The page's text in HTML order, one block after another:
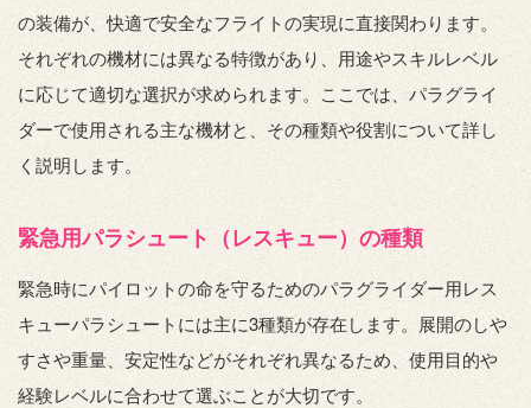
の装備が、快適で安全なフライトの実現に直接関わります。
それぞれの機材には異なる特徴があり、用途やスキルレベル
に応じて適切な選択が求められます。ここでは、パラグライ
ダーで使用される主な機材と、その種類や役割について詳し
く説明します。
緊急用パラシュート（レスキュー）の種類
緊急時にパイロットの命を守るためのパラグライダー用レス
キューパラシュートには主に3種類が存在します。展開のしや
すさや重量、安定性などがそれぞれ異なるため、使用目的や
経験レベルに合わせて選ぶことが大切です。